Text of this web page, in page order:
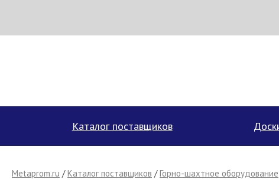
Каталог поставщиков
Metaprom.ru /Каталог поставщиков /Горно-шахтное оборудование